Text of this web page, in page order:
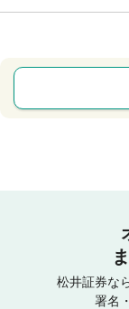
松井証券な
署名